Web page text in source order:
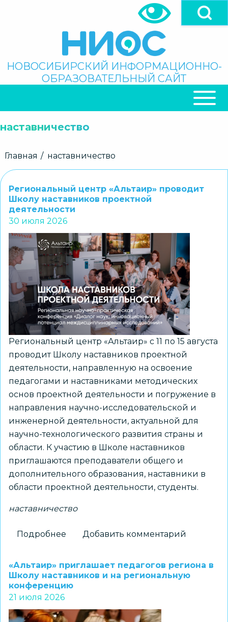
Поиск
НОВОСИБИРСКИЙ ИНФОРМАЦИОННО-
ОБРАЗОВАТЕЛЬНЫЙ САЙТ
НАВИГАЦИЯ
наставничество
Строка
Главная наставничество
Региональный центр «Альтаир» проводит
Школу наставников проектной
деятельности
30 июля 2026
Региональный центр «Альтаир» с 11 по 15 августа
проводит Школу наставников проектной
деятельности, направленную на освоение
педагогами и наставниками методических
основ проектной деятельности и погружение в
направления научно-исследовательской и
инженерной деятельности, актуальной для
научно-технологического развития страны и
области. К участию в Школе наставников
приглашаются преподаватели общего и
дополнительного образования, наставники в
области проектной деятельности, студенты.
наставничество
Подробнее
«Альтаир»
проводит
наставников
Добавить комментарий
«Альтаир» приглашает педагогов региона в
Школу наставников и на региональную
конференцию
21 июля 2026